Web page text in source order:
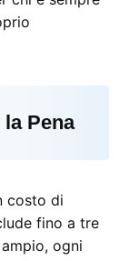
la Pena
costo di
fino a tre
ogni